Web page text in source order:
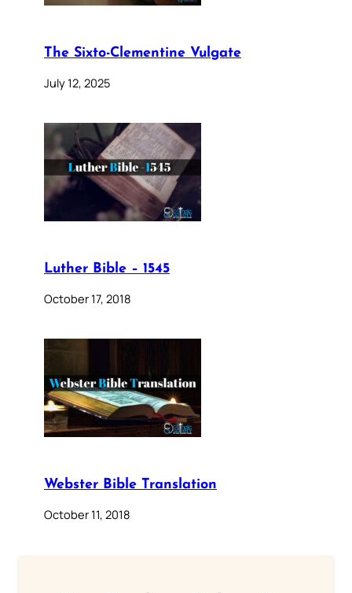
The Sixto-Clementine Vulgate
July 12, 2025
Luther Bible – 1545
October 17, 2018
Webster Bible Translation
October 11, 2018